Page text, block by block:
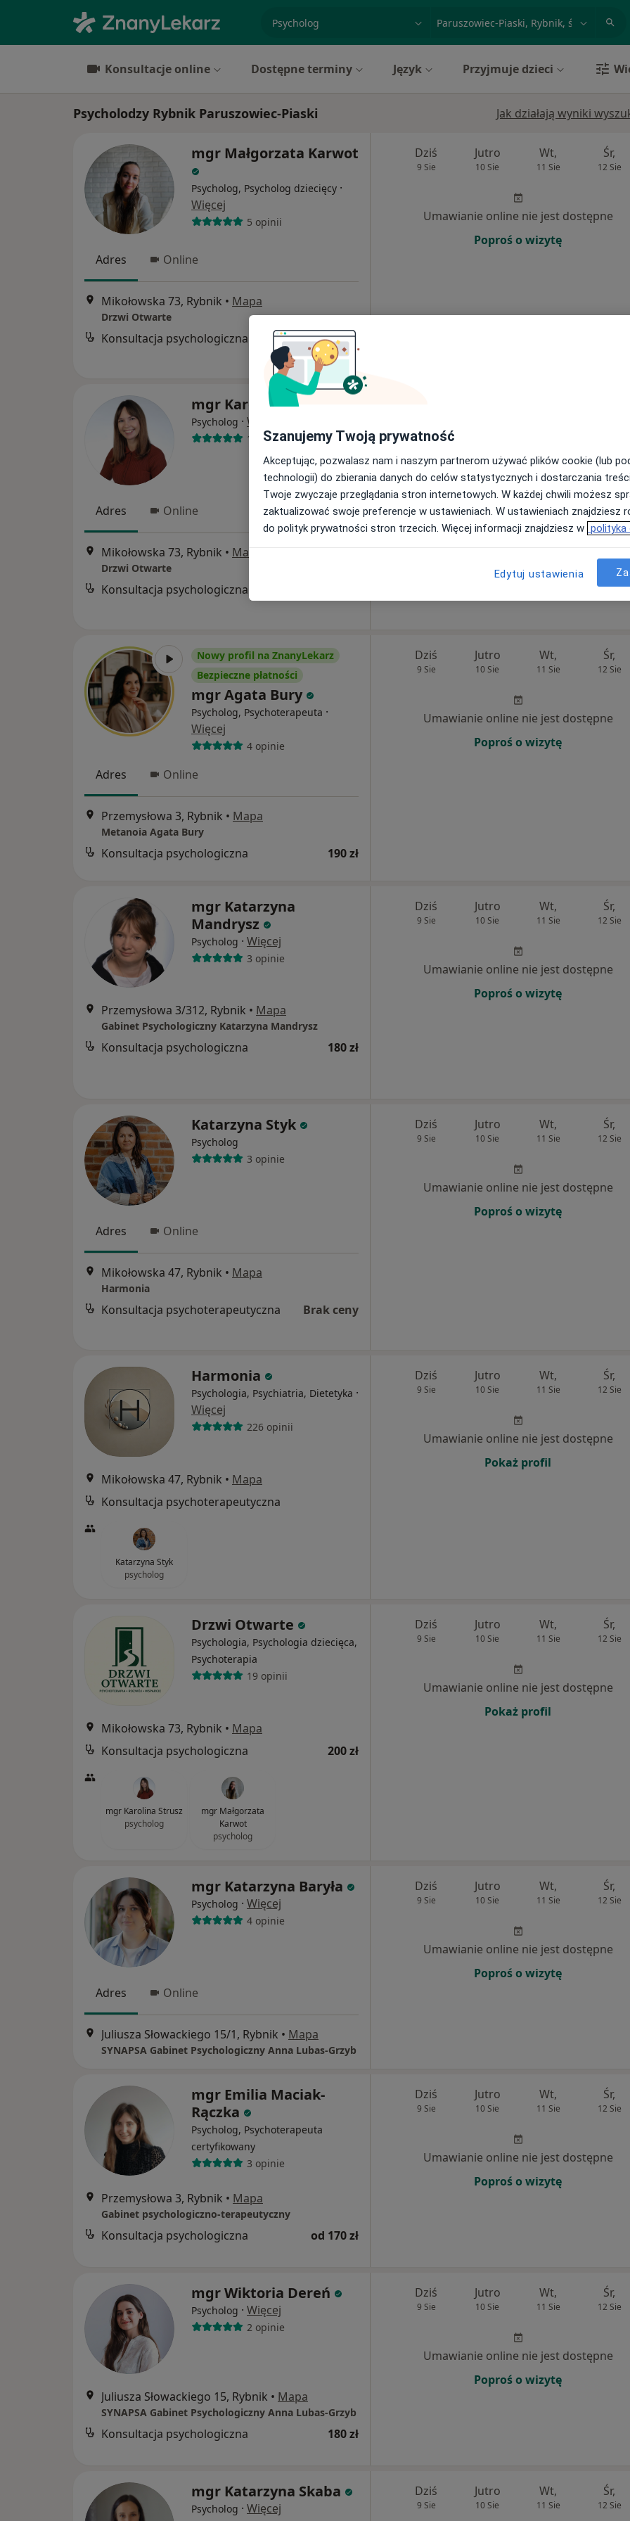
Konsultacje online Dostępne terminy Język Przyjmuje dzieci
Psycholodzy Rybnik Paruszowiec-Piaski Jak działają wyniki
mgr Małgorzata Karwot
Psycholog, Psycholog dziecięcy ·
Więcej
5 opinii
Adres Online
Mikołowska 73, Rybnik • Mapa
Drzwi Otwarte
Konsultacja psychologiczna 200 zł
Dziś
9 Sie
Jutro
10 Sie
Wt,
11 Sie
Śr,
12 Sie
Umawianie online nie jest dostępne
Poproś o wizytę
mgr Karolina Strusz
Psycholog · Więcej
14 opinii
Adres Online
Mikołowska 73, Rybnik • Mapa
Drzwi Otwarte
Konsultacja psychologiczna
Umawianie online nie jest dostępne
Poproś o wizytę
Nowy profil na ZnanyLekarz
Bezpieczne płatności
mgr Agata Bury
Psycholog, Psychoterapeuta ·
Więcej
4 opinie
Adres Online
Przemysłowa 3, Rybnik • Mapa
Metanoia Agata Bury
Konsultacja psychologiczna 190 zł
Dziś
9 Sie
Jutro
10 Sie
Wt,
11 Sie
Śr,
12 Sie
Umawianie online nie jest dostępne
Poproś o wizytę
mgr Katarzyna
Mandrysz
Psycholog · Więcej
3 opinie
Przemysłowa 3/312, Rybnik • Mapa
Gabinet Psychologiczny Katarzyna Mandrysz
Konsultacja psychologiczna 180 zł
Dziś
9 Sie
Jutro
10 Sie
Wt,
11 Sie
Śr,
12 Sie
Umawianie online nie jest dostępne
Poproś o wizytę
Katarzyna Styk
Psycholog
3 opinie
Adres Online
Mikołowska 47, Rybnik • Mapa
Harmonia
Konsultacja psychoterapeutyczna Brak ceny
Dziś
9 Sie
Jutro
10 Sie
Wt,
11 Sie
Śr,
12 Sie
Umawianie online nie jest dostępne
Poproś o wizytę
Harmonia
Psychologia, Psychiatria, Dietetyka ·
Więcej
226 opinii
Mikołowska 47, Rybnik • Mapa
Konsultacja psychoterapeutyczna
Katarzyna Styk
psycholog
Dziś
9 Sie
Jutro
10 Sie
Wt,
11 Sie
Śr,
12 Sie
Umawianie online nie jest dostępne
Pokaż profil
Drzwi Otwarte
Psychologia, Psychologia dziecięca,
Psychoterapia
19 opinii
Mikołowska 73, Rybnik • Mapa
Konsultacja psychologiczna
200 zł
mgr Karolina Strusz
psycholog
mgr Małgorzata
Karwot
psycholog
Dziś
9 Sie
Jutro
10 Sie
Wt,
11 Sie
Śr,
12 Sie
Umawianie online nie jest dostępne
Pokaż profil
mgr Katarzyna Baryła
Psycholog · Więcej
4 opinie
Adres Online
Juliusza Słowackiego 15/1, Rybnik • Mapa
SYNAPSA Gabinet Psychologiczny Anna Lubas-Grzyb
Dziś
9 Sie
Jutro
10 Sie
Wt,
11 Sie
Śr,
12 Sie
Umawianie online nie jest dostępne
Poproś o wizytę
mgr Emilia Maciak-
Rączka
Psycholog, Psychoterapeuta
certyfikowany
3 opinie
Przemysłowa 3, Rybnik • Mapa
Gabinet psychologiczno-terapeutyczny
Konsultacja psychologiczna od 170 zł
Dziś
9 Sie
Jutro
10 Sie
Wt,
11 Sie
Śr,
12 Sie
Umawianie online nie jest dostępne
Poproś o wizytę
mgr Wiktoria Dereń
Psycholog · Więcej
2 opinie
Juliusza Słowackiego 15, Rybnik • Mapa
SYNAPSA Gabinet Psychologiczny Anna Lubas-Grzyb
Konsultacja psychologiczna 180 zł
Dziś
9 Sie
Jutro
10 Sie
Wt,
11 Sie
Śr,
12 Sie
Umawianie online nie jest dostępne
Poproś o wizytę
mgr Katarzyna Skaba
Psycholog · Więcej
Dziś
9 Sie
Jutro
10 Sie
Wt,
11 Sie
Śr,
12 Sie
Szanujemy Twoją prywatność
Akceptując, pozwalasz nam i naszym partnerom używać plików cookie (lub
technologii) do zbierania danych do celów statystycznych i dostarczania
Twoje zwyczaje przeglądania stron internetowych. W każdej chwili możesz
zaktualizować swoje preferencje w ustawieniach. W ustawieniach znajdziesz
do polityk prywatności stron trzecich. Więcej informacji znajdziesz w polityka
Edytuj ustawienia